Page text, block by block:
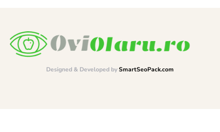
Designed & Developed bySmartSeoPack.com